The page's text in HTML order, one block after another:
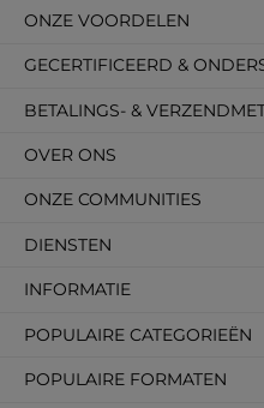
DIENSTEN
INFORMATIE
POPULAIRE CATEGORIEËN
POPULAIRE FORMATEN
BETALINGS- &
OVER ONS
GECERTIFICEERD &
ONZE VOORDELEN
ONZE COMMUNITIES